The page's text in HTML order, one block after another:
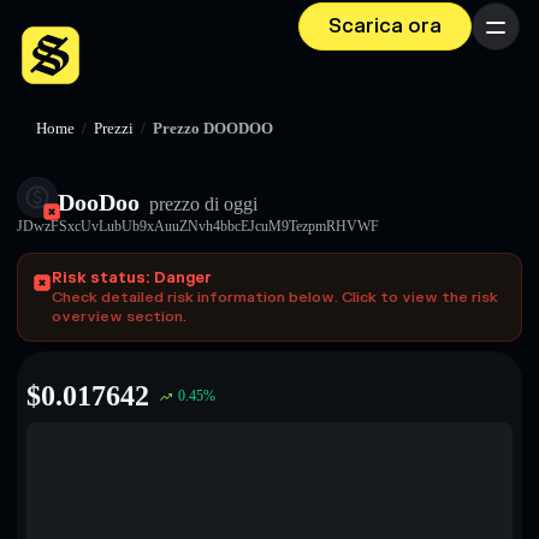
Scarica ora Menu
Home / Prezzi / Prezzo DOODOO
DooDoo prezzo di oggi
JDwzFSxcUvLubUb9xAuuZNvh4bbcEJcuM9TezpmRHVWF
Risk status: Danger
Check detailed risk information below. Click to view the risk
overview section.
$0.017642 0.45%